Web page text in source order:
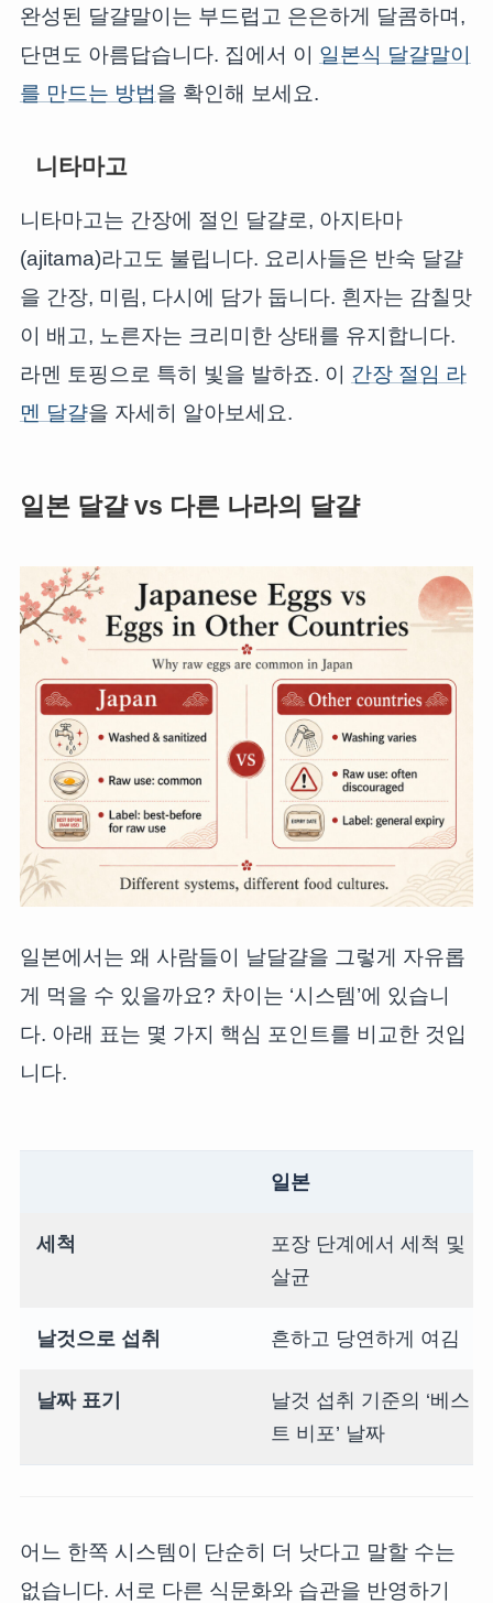
완성된 달걀말이는 부드럽고 은은하게 달콤하며,
단면도 아름답습니다. 집에서 이 일본식 달걀말이
를 만드는 방법을 확인해 보세요.
니타마고
니타마고는 간장에 절인 달걀로, 아지타마
(ajitama)라고도 불립니다. 요리사들은 반숙 달걀
을 간장, 미림, 다시에 담가 둡니다. 흰자는 감칠맛
이 배고, 노른자는 크리미한 상태를 유지합니다.
라멘 토핑으로 특히 빛을 발하죠. 이 간장 절임 라
멘 달걀을 자세히 알아보세요.
일본 달걀 vs 다른 나라의 달걀
일본에서는 왜 사람들이 날달걀을 그렇게 자유롭
게 먹을 수 있을까요? 차이는 ‘시스템’에 있습니
다. 아래 표는 몇 가지 핵심 포인트를 비교한 것입
니다.
일본
세척
포장 단계에서 세척 및
살균
날것으로 섭취 흔하고 당연하게 여김
날짜 표기
날것 섭취 기준의 ‘베스
트 비포’ 날짜
어느 한쪽 시스템이 단순히 더 낫다고 말할 수는
없습니다. 서로 다른 식문화와 습관을 반영하기